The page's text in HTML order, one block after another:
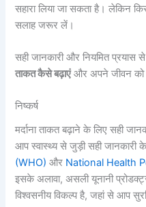
सहारा लिया जा सकता है। लेकिन
सलाह जरूर लें।
सही जानकारी और नियमित
ताकत कैसे बढ़ाएंऔर अपने जीवन को
निष्कर्ष
मर्दाना ताकत बढ़ाने के लिए सही
आप स्वास्थ्य से जुड़ी सही जानकारी
(WHO) और National Health
इसके अलावा, असली यूनानी
विश्वसनीय विकल्प है, जहां से आप